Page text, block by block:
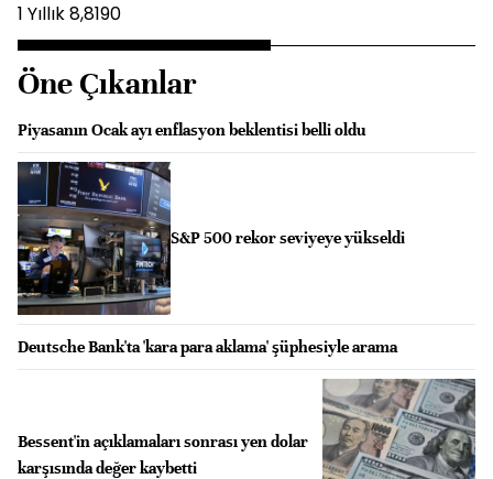
1 Yıllık 8,8190
Öne Çıkanlar
Piyasanın Ocak ayı enflasyon beklentisi belli oldu
S&P 500 rekor seviyeye yükseldi
Deutsche Bank'ta 'kara para aklama' şüphesiyle arama
Bessent'in açıklamaları sonrası yen dolar
karşısında değer kaybetti